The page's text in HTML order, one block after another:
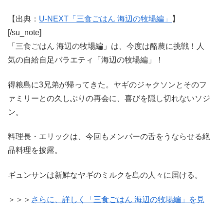
【出典： U-NEXT「三食ごはん 海辺の牧場編」
】
[/su_note]
「三食ごはん 海辺の牧場編」は、今度は酪農に挑戦！人
気の自給自足バラエティ「海辺の牧場編」！
得粮島に3兄弟が帰ってきた。ヤギのジャクソンとそのフ
ァミリーとの久しぶりの再会に、喜びを隠し切れないソジ
ン。
料理長・エリックは、今回もメンバーの舌をうならせる絶
品料理を披露。
ギュンサンは新鮮なヤギのミルクを島の人々に届ける。
＞＞＞ さらに、詳しく「三食ごはん 海辺の牧場編」を見